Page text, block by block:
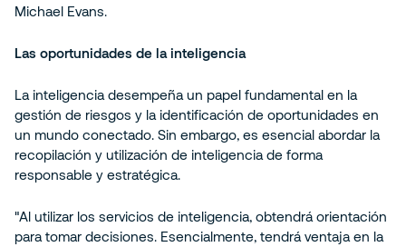
Michael Evans.
Las oportunidades de la inteligencia
La inteligencia desempeña un papel fundamental en la
gestión de riesgos y la identificación de oportunidades en
un mundo conectado. Sin embargo, es esencial abordar la
recopilación y utilización de inteligencia de forma
responsable y estratégica.
"Al utilizar los servicios de inteligencia, obtendrá orientación
para tomar decisiones. Esencialmente, tendrá ventaja en la